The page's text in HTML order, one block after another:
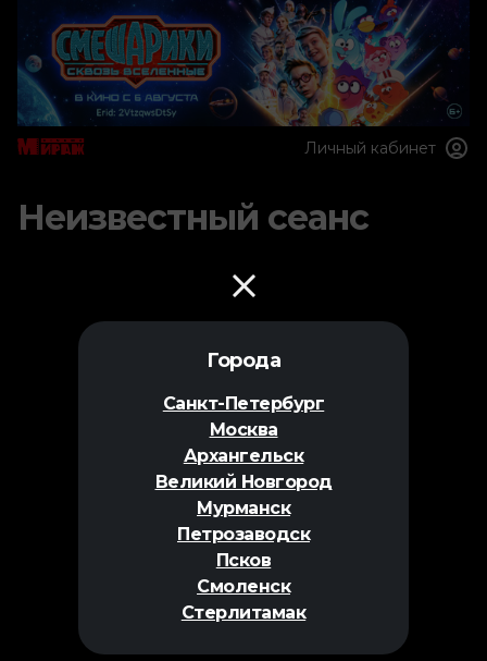
Города
Санкт-Петербург
Москва
Архангельск
Великий Новгород
Мурманск
Петрозаводск
Псков
Смоленск
Стерлитамак
Личный кабинет
Неизвестный сеанс